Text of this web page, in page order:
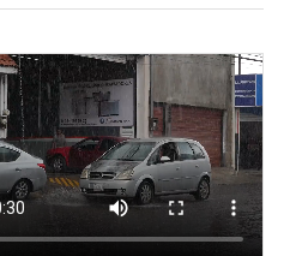
recibir atención médica